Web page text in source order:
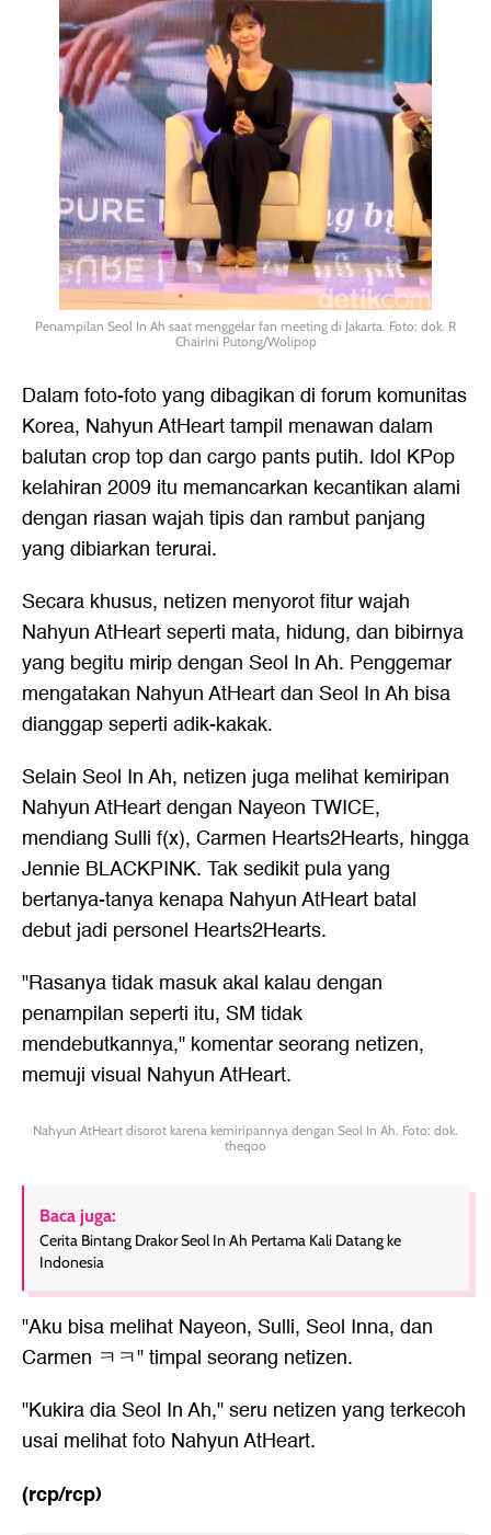
Penampilan Seol In Ah saat menggelar fan meeting di Jakarta. Foto: dok. R
Chairini Putong/Wolipop
Dalam foto-foto yang dibagikan di forum komunitas
Korea, Nahyun AtHeart tampil menawan dalam
balutan crop top dan cargo pants putih. Idol KPop
kelahiran 2009 itu memancarkan kecantikan alami
dengan riasan wajah tipis dan rambut panjang
yang dibiarkan terurai.
Secara khusus, netizen menyorot fitur wajah
Nahyun AtHeart seperti mata, hidung, dan bibirnya
yang begitu mirip dengan Seol In Ah. Penggemar
mengatakan Nahyun AtHeart dan Seol In Ah bisa
dianggap seperti adik-kakak.
Selain Seol In Ah, netizen juga melihat kemiripan
Nahyun AtHeart dengan Nayeon TWICE,
mendiang Sulli f(x), Carmen Hearts2Hearts, hingga
Jennie BLACKPINK. Tak sedikit pula yang
bertanya-tanya kenapa Nahyun AtHeart batal
debut jadi personel Hearts2Hearts.
"Rasanya tidak masuk akal kalau dengan
penampilan seperti itu, SM tidak
mendebutkannya," komentar seorang netizen,
memuji visual Nahyun AtHeart.
Nahyun AtHeart disorot karena kemiripannya dengan Seol In Ah. Foto: dok.
theqoo
Baca juga:
Cerita Bintang Drakor Seol In Ah Pertama Kali Datang ke
Indonesia
"Aku bisa melihat Nayeon, Sulli, Seol Inna, dan
Carmen ㅋㅋ" timpal seorang netizen.
"Kukira dia Seol In Ah," seru netizen yang terkecoh
usai melihat foto Nahyun AtHeart.
(rcp/rcp)